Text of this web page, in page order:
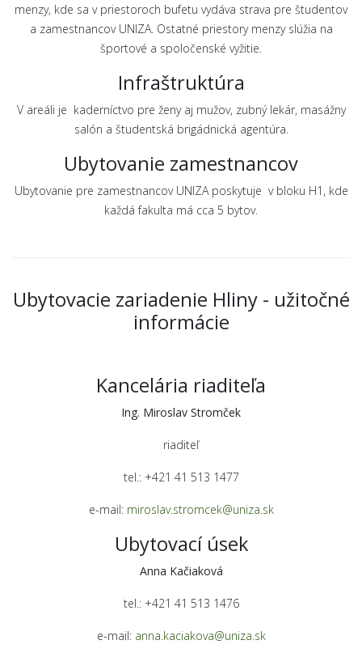
menzy, kde sa v priestoroch bufetu vydáva strava pre študentov
a zamestnancov UNIZA. Ostatné priestory menzy slúžia na
športové a spoločenské vyžitie.
Infraštruktúra
V areáli je kaderníctvo pre ženy aj mužov, zubný lekár, masážny
salón a študentská brigádnická agentúra.
Ubytovanie zamestnancov
Ubytovanie pre zamestnancov UNIZA poskytuje v bloku H1, kde
každá fakulta má cca 5 bytov.
Ubytovacie zariadenie Hliny - užitočné
informácie
Kancelária riaditeľa
Ing. Miroslav Stromček
riaditeľ
tel.: +421 41 513 1477
e-mail: miroslav.stromcek@uniza.sk
Ubytovací úsek
Anna Kačiaková
tel.: +421 41 513 1476
e-mail: anna.kaciakova@uniza.sk